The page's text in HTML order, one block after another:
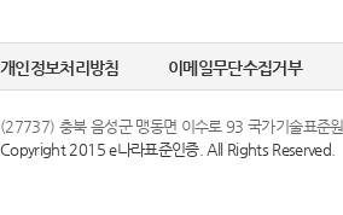
개인정보처리방침 이메일무단수집거부
(27737) 충북 음성군 맹동면 이수로 93 국가기술표준원
Copyright 2015 e나라표준인증. All Rights Reserved.